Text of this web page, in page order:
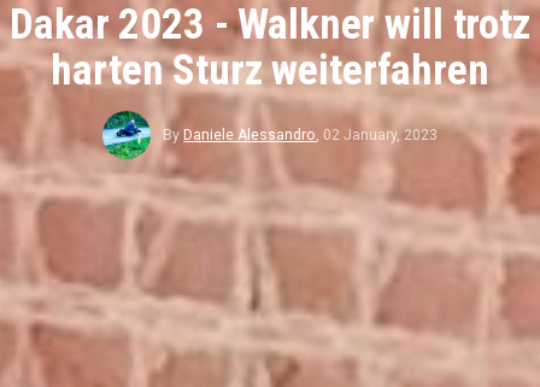
Dakar 2023 - Walkner will trotz
harten Sturz weiterfahren
By Daniele Alessandro 02 January, 2023